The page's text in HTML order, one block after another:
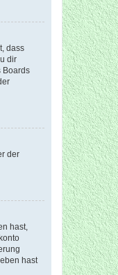
dass
dir
Boards
der
hast,
hast